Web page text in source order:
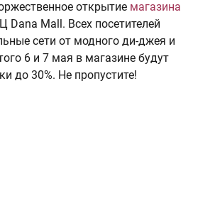
открытие магазина
Dana Mall. Всех посетителей
сети от модного ди-джея и
6 и 7 мая в магазине будут
до 30%. Не пропустите!